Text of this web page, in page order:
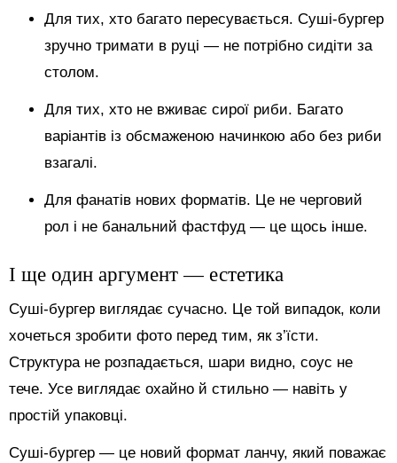
Для тих, хто багато пересувається. Суші-бургер
зручно тримати в руці — не потрібно сидіти за
столом.
Для тих, хто не вживає сирої риби. Багато
варіантів із обсмаженою начинкою або без риби
взагалі.
Для фанатів нових форматів. Це не черговий
рол і не банальний фастфуд — це щось інше.
І ще один аргумент — естетика
Суші-бургер виглядає сучасно. Це той випадок, коли
хочеться зробити фото перед тим, як з’їсти.
Структура не розпадається, шари видно, соус не
тече. Усе виглядає охайно й стильно — навіть у
простій упаковці.
Суші-бургер — це новий формат ланчу, який поважає